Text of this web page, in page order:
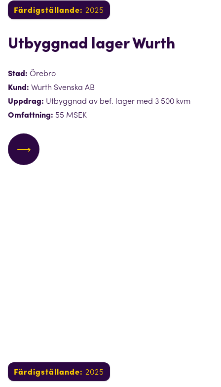
Färdigställande: 2025
Utbyggnad lager Wurth
Stad: Örebro
Kund: Wurth Svenska AB
Uppdrag: Utbyggnad av bef. lager med 3 500 kvm
Omfattning: 55 MSEK
⟶
Färdigställande: 2025